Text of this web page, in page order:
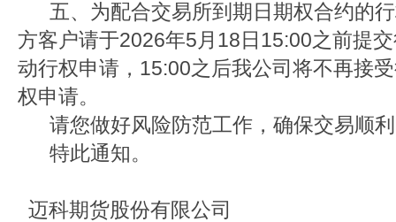
五、为配合交易所到期日期权合约的
方客户请于2026年5月18日15:00之前提
动行权申请，15:00之后我公司将不再接
权申请。
请您做好风险防范工作，确保交易顺
特此通知。
迈科期货股份有限公司